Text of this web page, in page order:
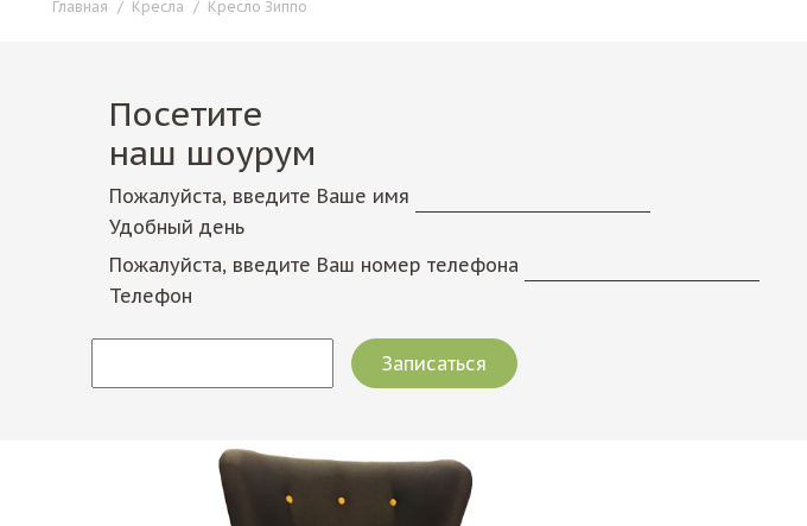
Главная / Кресла / Кресло Зиппо
Посетите
наш шоурум
Пожалуйста, введите Ваше имя
Удобный день
Пожалуйста, введите Ваш номер телефона
Телефон